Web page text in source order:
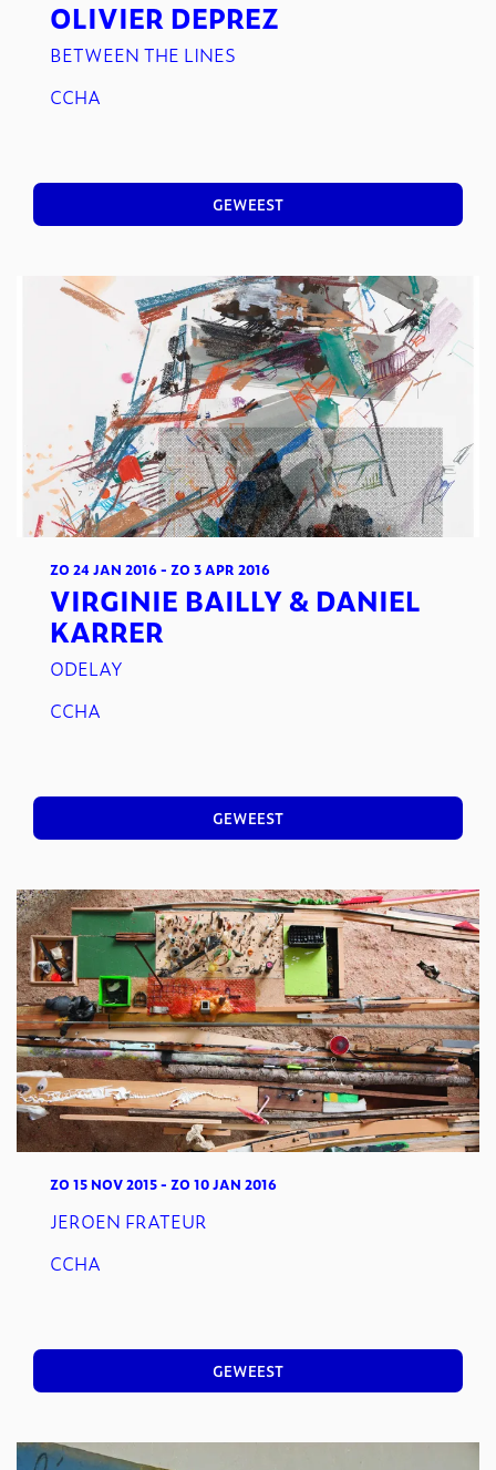
OLIVIER DEPREZ
BETWEEN THE LINES
CCHA
GEWEEST
VIRGINIE BAILLY & DANIEL
KARRER
ODELAY
ZO 24 JAN 2016- ZO 3 APR 2016
CCHA
GEWEEST
JEROEN FRATEUR
ZO 15 NOV 2015- ZO 10 JAN 2016
CCHA
GEWEEST